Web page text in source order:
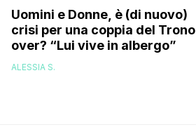
Uomini e Donne, è (di nuovo)
crisi per una coppia del Trono
over? “Lui vive in albergo”
ALESSIA S.